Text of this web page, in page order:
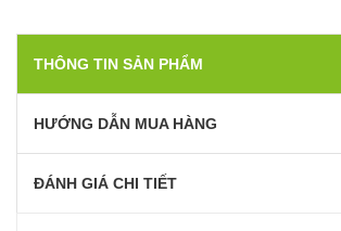
THÔNG TIN SẢN PHẨM
HƯỚNG DẪN MUA HÀNG
ĐÁNH GIÁ CHI TIẾT